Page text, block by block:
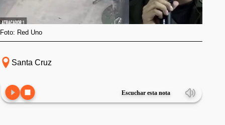
Foto: Red Uno
Santa Cruz
Escuchar esta nota